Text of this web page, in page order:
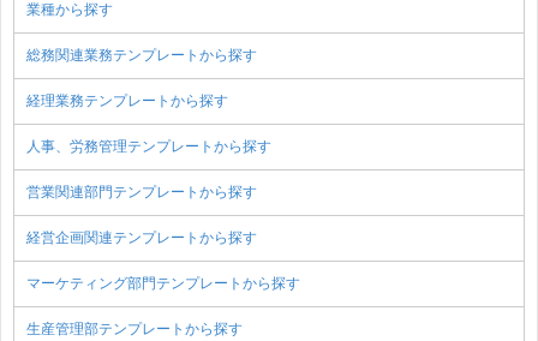
業種から探す
総務関連業務テンプレートから探す
経理業務テンプレートから探す
人事、労務管理テンプレートから探す
営業関連部門テンプレートから探す
経営企画関連テンプレートから探す
マーケティング部門テンプレートから探す
生産管理部テンプレートから探す